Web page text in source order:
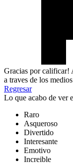
Gracias por calificar!
a traves de los
Regresar
Lo que acabo de ver
Raro
Asqueroso
Divertido
Interesante
Emotivo
Increible